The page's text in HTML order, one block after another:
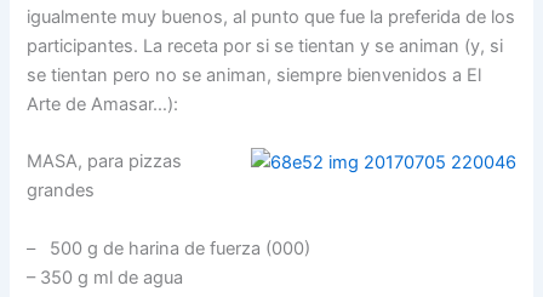
igualmente muy buenos, al punto que fue la preferida de los
participantes. La receta por si se tientan y se animan (y, si
se tientan pero no se animan, siempre bienvenidos a El
Arte de Amasar…):
MASA, para pizzas
grandes
–
500 g de harina de fuerza (000)
– 350 g ml de agua